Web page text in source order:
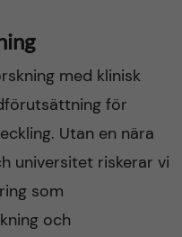
med klinisk
för
Utan en nära
universitet riskerar vi
som
och